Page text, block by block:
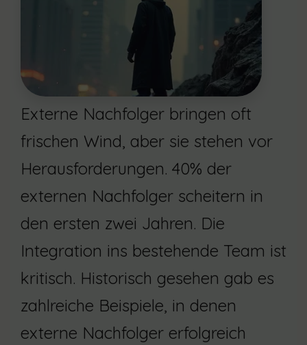
Externe Nachfolger bringen oft
frischen Wind, aber sie stehen vor
Herausforderungen. 40% der
externen Nachfolger scheitern in
den ersten zwei Jahren. Die
Integration ins bestehende Team ist
kritisch. Historisch gesehen gab es
zahlreiche Beispiele, in denen
externe Nachfolger erfolgreich